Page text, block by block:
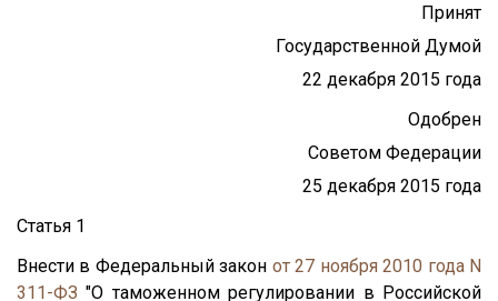
Принят
Государственной Думой
22 декабря 2015 года
Одобрен
Советом Федерации
25 декабря 2015 года
Статья 1
Внести в Федеральный закон от 27 ноября 2010 года N
311-ФЗ "О таможенном регулировании в Российской